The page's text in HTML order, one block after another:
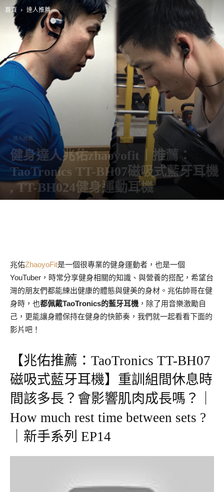
首頁 達人推薦
達人推薦
健身達人兆佑zhaoyofit丨推薦：
TaoTronics TT-BH07磁吸式藍牙耳機
, TT-BH024健身運動耳機
兆佑ZhaoyoFit是一個很專業的健身運動者，也是一個
YouTuber，時常分享健身相關的知識、與營養的搭配，希望台
灣的朋友們都能練出健康的體態與健美的身材。兆佑帥哥在健
身時，也都佩戴TaoTronics的藍牙耳機 ，除了用音樂激勵自
己，更能讓身體保持在健身的快節奏，我們就一起看看下面的
影片吧！
【兆佑推薦：TaoTronics TT-BH07
磁吸式藍牙耳機】重訓組間休息時
間該多長？會影響肌肉成長嗎？｜
How much rest time between sets ?
｜新手系列 EP14